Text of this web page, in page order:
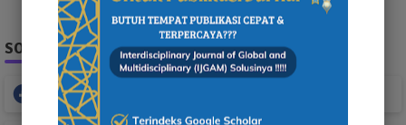
SOCIAL PLUGIN
Facebook